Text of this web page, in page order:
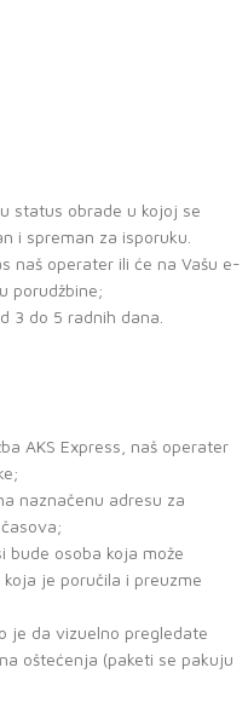
status obrade u kojoj se
i spreman za isporuku.
naš operater ili će na Vašu e-
porudžbine;
3 do 5 radnih dana.
AKS Express, naš operater
naznačenu adresu za
bude osoba koja može
je poručila i preuzme
je da vizuelno pregledate
oštećenja (paketi se pakuju